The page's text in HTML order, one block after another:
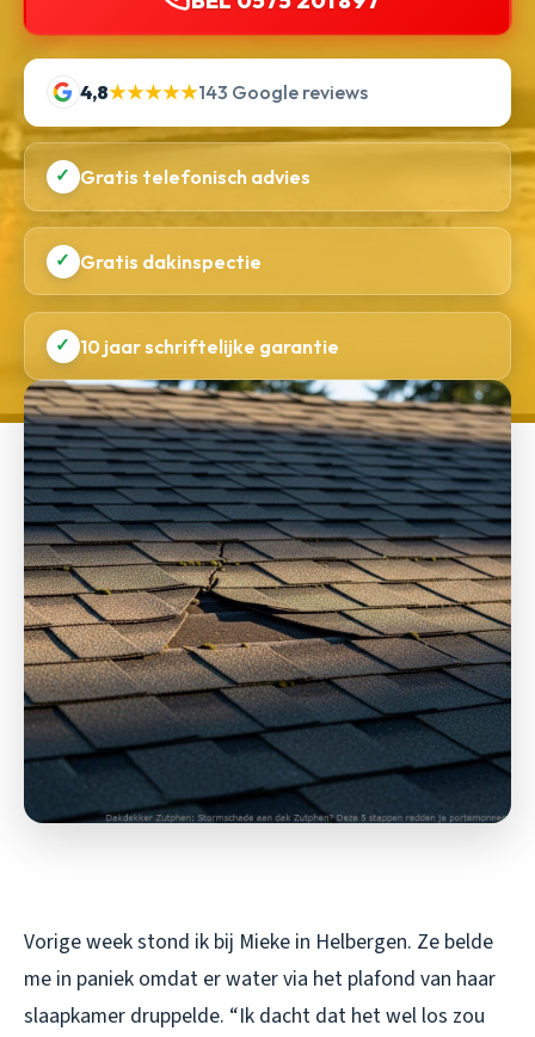
4,8★★★★★143 Google reviews
✓ Gratis telefonisch advies
✓ Gratis dakinspectie
✓ 10 jaar schriftelijke garantie
Vorige week stond ik bij Mieke in Helbergen. Ze belde
me in paniek omdat er water via het plafond van haar
slaapkamer druppelde. “Ik dacht dat het wel los zou